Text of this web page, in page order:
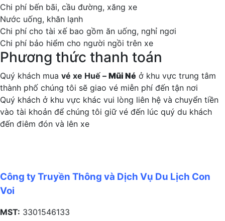
Chi phí bến bãi, cầu đường, xăng xe
Nước uống, khăn lạnh
Chi phí cho tài xế bao gồm ăn uống, nghỉ ngơi
Chi phí bảo hiểm cho người ngồi trên xe
Phương thức thanh toán
Quý khách mua vé xe Huế – Mũi Né ở khu vực trung tâm
thành phố chúng tôi sẽ giao vé miễn phí đến tận nơi
Quý khách ở khu vực khác vui lòng liên hệ và chuyển tiền
vào tài khoản để chúng tôi giữ vé đến lúc quý du khách
đến điêm đón và lên xe
Công ty Truyền Thông và Dịch Vụ Du Lịch Con
Voi
MST: 3301546133